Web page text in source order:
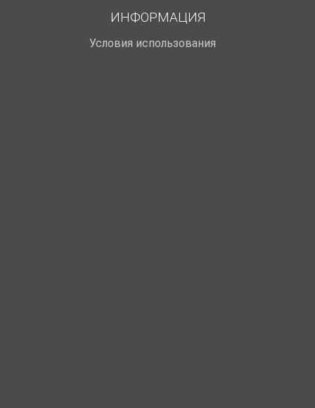
ИНФОРМАЦИЯ
Условия использования